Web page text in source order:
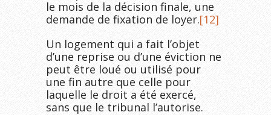
le mois de la décision finale, une
demande de fixation de loyer.[12]
Un logement qui a fait l’objet
d’une reprise ou d’une éviction ne
peut être loué ou utilisé pour
une fin autre que celle pour
laquelle le droit a été exercé,
sans que le tribunal l’autorise.